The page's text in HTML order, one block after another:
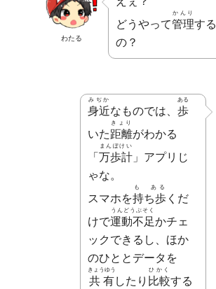
わたる
どうやって管理
かんり
する
の？
身近
みぢか
なものでは、 歩
ある
いた距離
きょり
がわかる
「万歩計
まんぽけい
」アプリじ
ゃな。
スマホを持ち歩
も ある
くだ
けで運動不足
うんどうぶそく
かチェ
ックできるし、ほか
のひととデータを
共有
きょうゆう
したり 比較
ひかく
する